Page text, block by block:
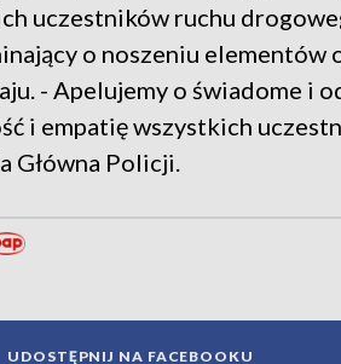
uczestników ruchu
o noszeniu elementów
- Apelujemy o świadome i
i empatię wszystkich
Główna Policji.
UDOSTĘPNIJ NA FACEBOOKU